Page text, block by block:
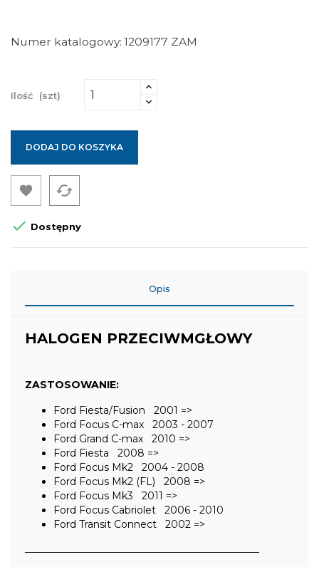
Numer katalogowy 1209177 ZAM
Ilość (szt)
DODAJ DO KOSZYKA
 cached
 Dostępny
Opis
HALOGEN PRZECIWMGŁOWY
ZASTOSOWANIE:
Ford Fiesta/Fusion 2001 =>
Ford Focus C-max 2003 - 2007
Ford Grand C-max 2010 =>
Ford Fiesta 2008 =>
Ford Focus Mk2 2004 - 2008
Ford Focus Mk2 (FL) 2008 =>
Ford Focus Mk3 2011 =>
Ford Focus Cabriolet 2006 - 2010
Ford Transit Connect 2002 =>